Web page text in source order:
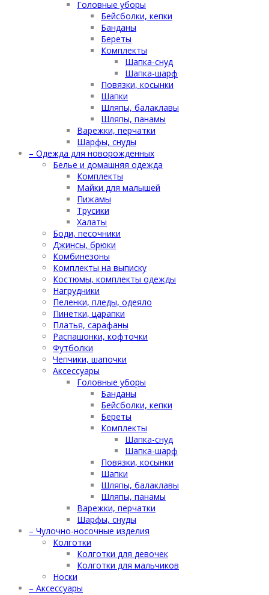
Головные уборы
Бейсболки, кепки
Банданы
Береты
Комплекты
Шапка-снуд
Шапка-шарф
Повязки, косынки
Шапки
Шляпы, балаклавы
Шляпы, панамы
Варежки, перчатки
Шарфы, снуды
– Одежда для новорожденных
Белье и домашняя одежда
Комплекты
Майки для малышей
Пижамы
Трусики
Халаты
Боди, песочники
Джинсы, брюки
Комбинезоны
Комплекты на выписку
Костюмы, комплекты одежды
Нагрудники
Пеленки, пледы, одеяло
Пинетки, царапки
Платья, сарафаны
Распашонки, кофточки
Футболки
Чепчики, шапочки
Аксессуары
Головные уборы
Банданы
Бейсболки, кепки
Береты
Комплекты
Шапка-снуд
Шапка-шарф
Повязки, косынки
Шапки
Шляпы, балаклавы
Шляпы, панамы
Варежки, перчатки
Шарфы, снуды
– Чулочно-носочные изделия
Колготки
Колготки для девочек
Колготки для мальчиков
Носки
– Аксессуары